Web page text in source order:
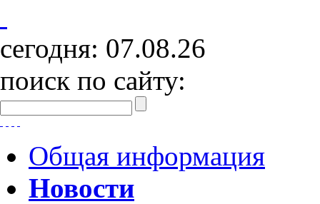
сегодня: 07.08.26
поиск по сайту:
Общая информация
Новости